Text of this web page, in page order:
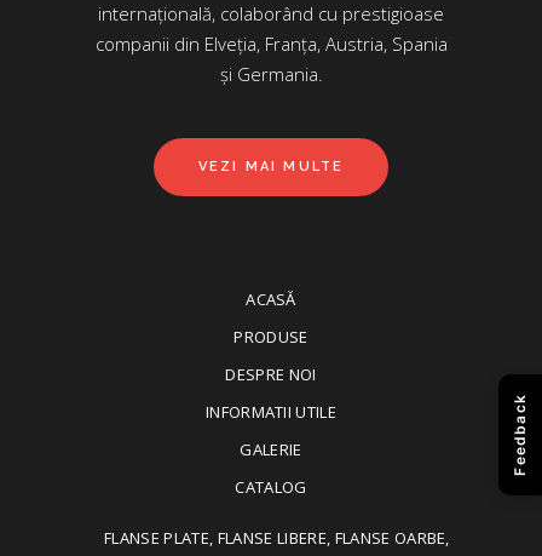
internațională, colaborând cu prestigioase
companii din Elveția, Franța, Austria, Spania
și Germania.
VEZI MAI MULTE
ACASĂ
PRODUSE
DESPRE NOI
INFORMATII UTILE
GALERIE
CATALOG
FLANSE PLATE, FLANSE LIBERE, FLANSE OARBE,
Feedback